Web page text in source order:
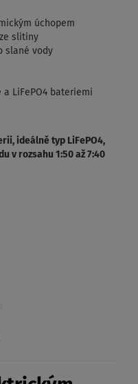
úchopem
slitiny
slané vody
LiFePO4 bateriemi
ideálně typ LiFePO4,
v rozsahu 1:50 až 7:40